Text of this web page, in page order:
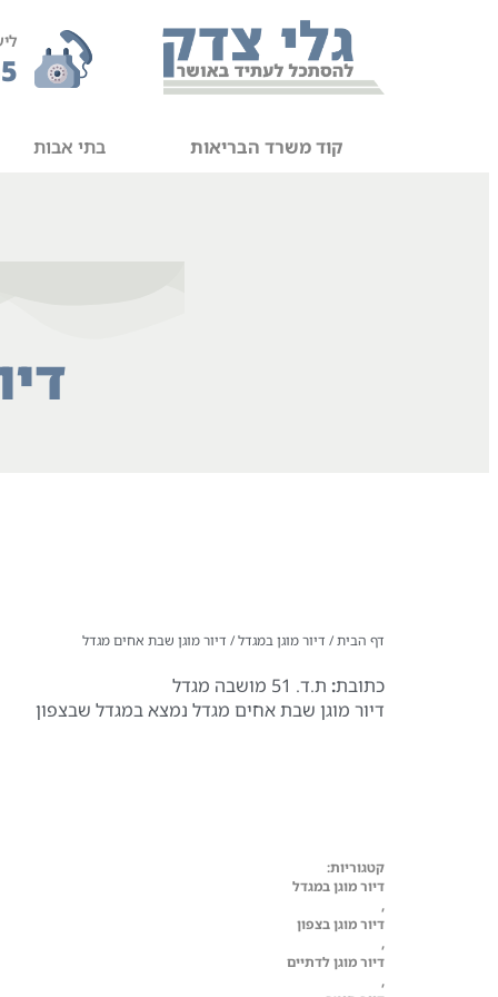
קוד משרד הבריאות בתי אבות
דף הבית/ דיור מוגן במגדל/ דיור מוגן שבת אחים מגדל
כתובת: ת.ד. 51 מושבה מגדל
דיור מוגן שבת אחים מגדל נמצא במגדל שבצפון
קטגוריות:
דיור מוגן במגדל
,
דיור מוגן בצפון
,
דיור מוגן לדתיים
,